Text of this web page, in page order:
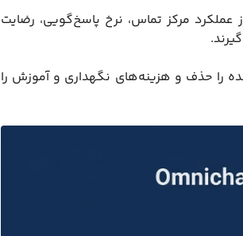
عملکرد مرکز تماس، نرخ پاسخ‌گویی، رضایت
را حذف و هزینه‌های نگهداری و آموزش را